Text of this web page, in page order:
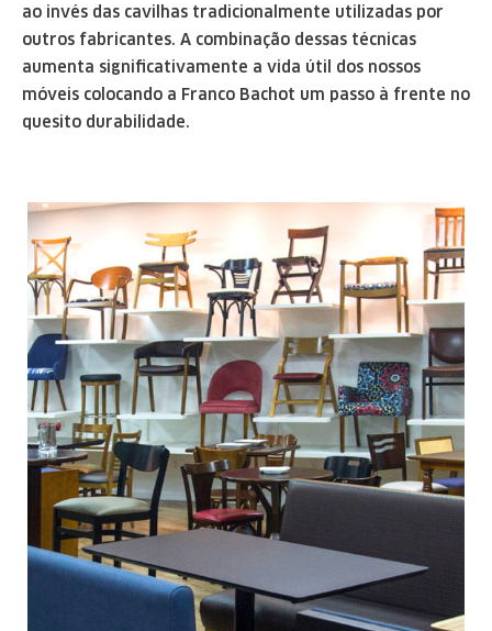
ao invés das cavilhas tradicionalmente utilizadas por
outros fabricantes. A combinação dessas técnicas
aumenta significativamente a vida útil dos nossos
móveis colocando a Franco Bachot um passo à frente no
quesito durabilidade.